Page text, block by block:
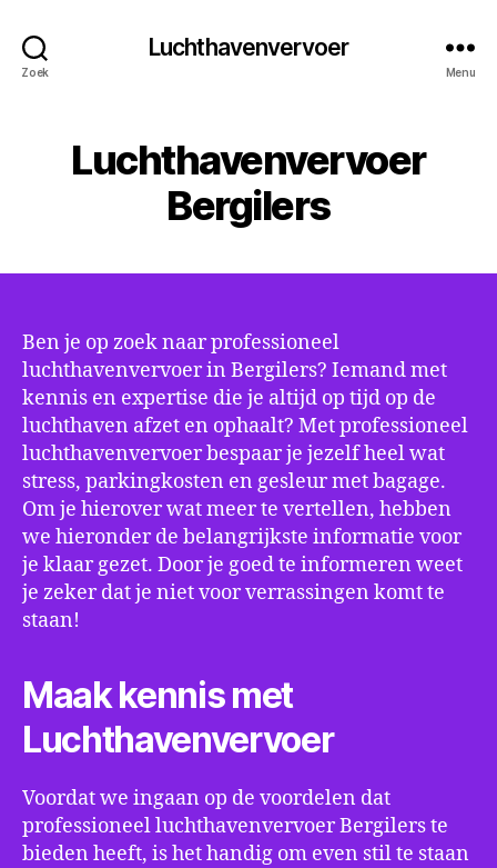
Zoek
Luchthavenvervoer
Menu
Luchthavenvervoer
Bergilers
Ben je op zoek naar professioneel
luchthavenvervoer in Bergilers? Iemand met
kennis en expertise die je altijd op tijd op de
luchthaven afzet en ophaalt? Met professioneel
luchthavenvervoer bespaar je jezelf heel wat
stress, parkingkosten en gesleur met bagage.
Om je hierover wat meer te vertellen, hebben
we hieronder de belangrijkste informatie voor
je klaar gezet. Door je goed te informeren weet
je zeker dat je niet voor verrassingen komt te
staan!
Maak kennis met
Luchthavenvervoer
Voordat we ingaan op de voordelen dat
professioneel luchthavenvervoer Bergilers te
bieden heeft, is het handig om even stil te staan